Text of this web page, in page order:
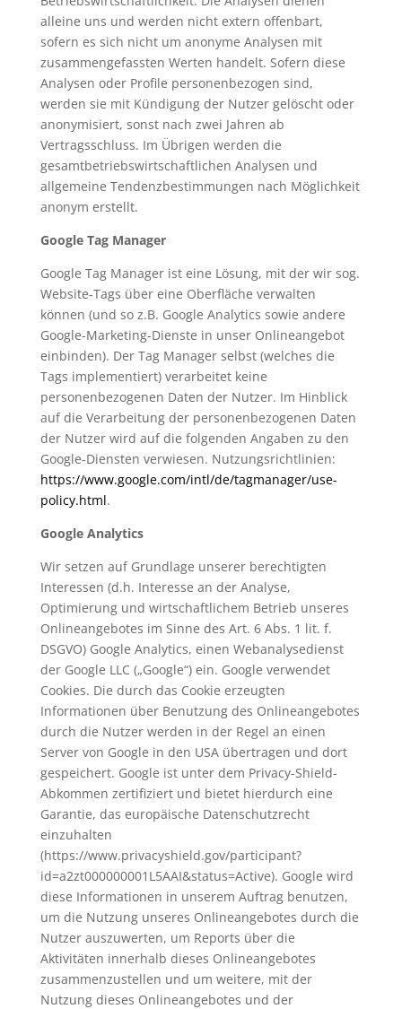
alleine uns und werden nicht extern offenbart,
sofern es sich nicht um anonyme Analysen mit
zusammengefassten Werten handelt. Sofern diese
Analysen oder Profile personenbezogen sind,
werden sie mit Kündigung der Nutzer gelöscht oder
anonymisiert, sonst nach zwei Jahren ab
Vertragsschluss. Im Übrigen werden die
gesamtbetriebswirtschaftlichen Analysen und
allgemeine Tendenzbestimmungen nach Möglichkeit
anonym erstellt.
Google Tag Manager
Google Tag Manager ist eine Lösung, mit der wir sog.
Website-Tags über eine Oberfläche verwalten
können (und so z.B. Google Analytics sowie andere
Google-Marketing-Dienste in unser Onlineangebot
einbinden). Der Tag Manager selbst (welches die
Tags implementiert) verarbeitet keine
personenbezogenen Daten der Nutzer. Im Hinblick
auf die Verarbeitung der personenbezogenen Daten
der Nutzer wird auf die folgenden Angaben zu den
Google-Diensten verwiesen. Nutzungsrichtlinien:
https://www.google.com/intl/de/tagmanager/use-
policy.html.
Google Analytics
Wir setzen auf Grundlage unserer berechtigten
Interessen (d.h. Interesse an der Analyse,
Optimierung und wirtschaftlichem Betrieb unseres
Onlineangebotes im Sinne des Art. 6 Abs. 1 lit. f.
DSGVO) Google Analytics, einen Webanalysedienst
der Google LLC („Google“) ein. Google verwendet
Cookies. Die durch das Cookie erzeugten
Informationen über Benutzung des Onlineangebotes
durch die Nutzer werden in der Regel an einen
Server von Google in den USA übertragen und dort
gespeichert. Google ist unter dem Privacy-Shield-
Abkommen zertifiziert und bietet hierdurch eine
Garantie, das europäische Datenschutzrecht
einzuhalten
(https://www.privacyshield.gov/participant?
id=a2zt000000001L5AAI&status=Active). Google wird
diese Informationen in unserem Auftrag benutzen,
um die Nutzung unseres Onlineangebotes durch die
Nutzer auszuwerten, um Reports über die
Aktivitäten innerhalb dieses Onlineangebotes
zusammenzustellen und um weitere, mit der
Nutzung dieses Onlineangebotes und der